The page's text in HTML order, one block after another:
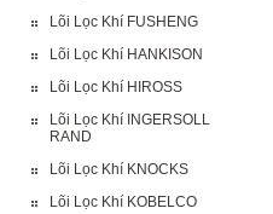
Lõi Lọc Khí FUSHENG
Lõi Lọc Khí HANKISON
Lõi Lọc Khí HIROSS
Lõi Lọc Khí INGERSOLL
RAND
Lõi Lọc Khí KNOCKS
Lõi Lọc Khí KOBELCO